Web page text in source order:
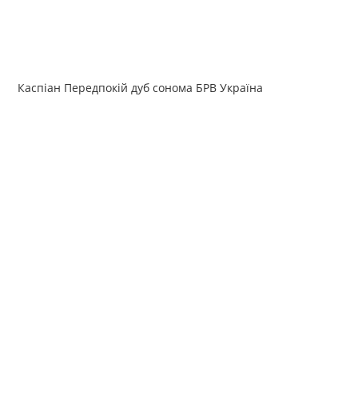
Каспіан Передпокій дуб сонома БРВ Україна